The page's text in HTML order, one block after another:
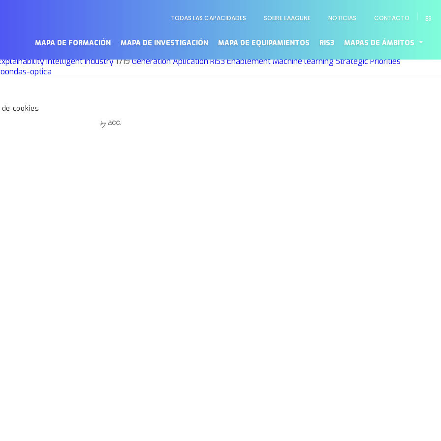
ES
Secundario
TODAS LAS CAPACIDADES SOBRE EAAGUNE NOTICIAS CONTACTO
MAPA DE FORMACIÓN MAPA DE INVESTIGACIÓN MAPA DE EQUIPAMIENTOS RIS3 MAPAS DE ÁMBITOS
Javier Rodríguez Fuentes, Raquel Justo Blanco y Arantza Casillas Rubio luisjavier.rodriguez@ehu.eusMachine learning
Intelligent Industry1719GenerationAplicationRIS3EnablementMachine learningStrategic Priorities
optica
cookies